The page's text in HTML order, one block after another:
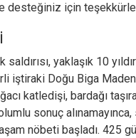
desteğiniz için
yaklaşık 10
iştiraki Doğu Biga
katledişi, bardağı
sonuç
nöbeti başladı. 425